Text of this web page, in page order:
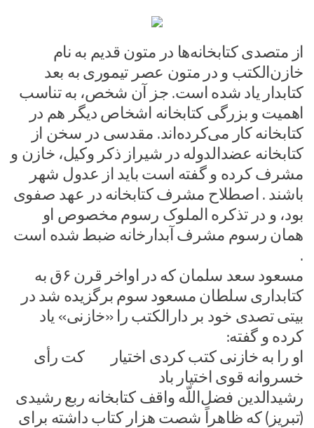
از متصدی کتابخانه‌ها در متون قدیم به نام
خازن‌الکتب و در متون عصر تیموری به بعد
کتابدار یاد شده است. جز آن شخص، به تناسب
اهمیت و بزرگی کتابخانه اشخاص دیگر هم در
کتابخانه کار می‌کرده‌اند. مقدسی در سخن از
کتابخانه عضدالدوله در شیراز ذکر وکیل، خازن و
مشرف کرده و گفته است باید از عدول شهر
باشند . اصطلاح مشرف کتابخانه در عهد صفوی
بود، و در تذکره الملوک رسوم مخصوص او
همان رسوم مشرف آبدارخانه ضبط شده است
.
مسعود سعد سلمان که در اواخر قرن ۶ق به
کتابداری سلطان مسعود سوم برگزیده شد در
بیتی تصدی خود بر دارالکتب را «خازنی» یاد
کرده و گفته:
او را به خازنی کتب کردی اختیار کت رأی
خسروانه قوی اختیار باد
رشیدالدین فضل‌اللّه واقف کتابخانه ربع رشیدی
(تبریز) که ظاهراً شصت هزار کتاب داشته برای